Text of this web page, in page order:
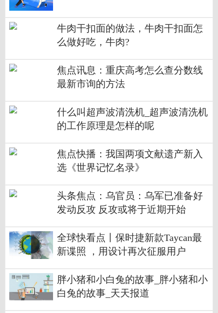
牛肉干扣面的做法，牛肉干扣面怎
么做好吃，牛肉?
焦点讯息：重庆高考怎么查分数线
最新市询的方法
什么叫超声波清洗机_超声波清洗机
的工作原理是怎样的呢
焦点快播：我国两项文献遗产新入
选《世界记忆名录》
头条焦点：乌官员：乌军已准备好
发动反攻 反攻或将于近期开始
全球快看点丨保时捷新款Taycan最
新谍照 ，用设计再次征服用户
胖小猪和小白兔的故事_胖小猪和小
白兔的故事_天天报道